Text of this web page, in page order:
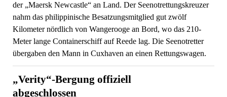
der „Maersk Newcastle“ an Land. Der Seenotrettungskreuzer
nahm das philippinische Besatzungsmitglied gut zwölf
Kilometer nördlich von Wangerooge an Bord, wo das 210-
Meter lange Containerschiff auf Reede lag. Die Seenotretter
übergaben den Mann in Cuxhaven an einen Rettungswagen.
„Verity“-Bergung offiziell
abgeschlossen